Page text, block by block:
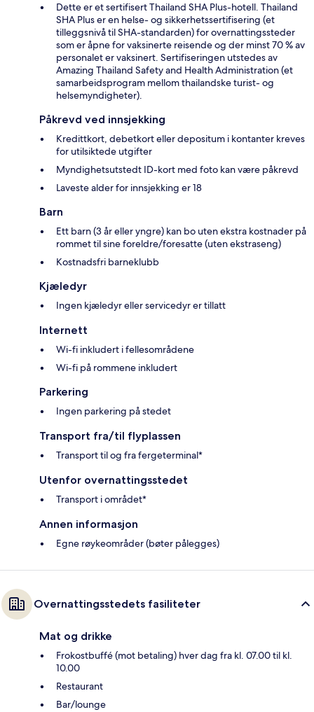
Dette er et sertifisert Thailand SHA Plus-hotell. Thailand
SHA Plus er en helse- og sikkerhetssertifisering (et
tilleggsnivå til SHA-standarden) for overnattingssteder
som er åpne for vaksinerte reisende og der minst 70 % av
personalet er vaksinert. Sertifiseringen utstedes av
Amazing Thailand Safety and Health Administration (et
samarbeidsprogram mellom thailandske turist- og
helsemyndigheter).
Påkrevd ved innsjekking
Kredittkort, debetkort eller depositum i kontanter kreves
for utilsiktede utgifter
Myndighetsutstedt ID-kort med foto kan være påkrevd
Laveste alder for innsjekking er 18
Barn
Ett barn (3 år eller yngre) kan bo uten ekstra kostnader på
rommet til sine foreldre/foresatte (uten ekstraseng)
Kostnadsfri barneklubb
Kjæledyr
Ingen kjæledyr eller servicedyr er tillatt
Internett
Wi-fi inkludert i fellesområdene
Wi-fi på rommene inkludert
Parkering
Ingen parkering på stedet
Transport fra/til flyplassen
Transport til og fra fergeterminal*
Utenfor overnattingsstedet
Transport i området*
Annen informasjon
Egne røykeområder (bøter pålegges)
Overnattingsstedets fasiliteter
Mat og drikke
Frokostbuffé (mot betaling) hver dag fra kl. 07.00 til kl.
10.00
Restaurant
Bar/lounge